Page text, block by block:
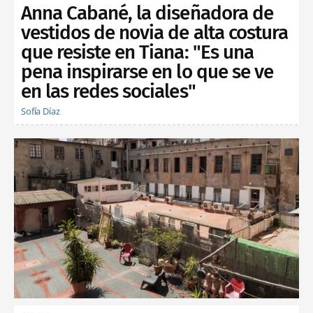
Anna Cabané, la diseñadora de
vestidos de novia de alta costura
que resiste en Tiana: "Es una
pena inspirarse en lo que se ve
en las redes sociales"
Sofía Díaz